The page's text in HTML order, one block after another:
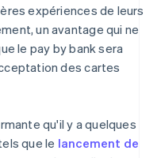
expériences de leurs
un avantage qui ne
le pay by bank sera
des cartes
qu'il y a quelques
que le lancement de